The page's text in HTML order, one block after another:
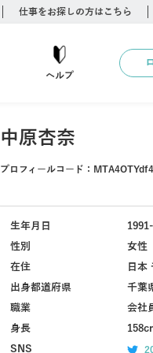
仕事をお探しの方はこちら
ヘルプ
中原杏奈
プロフィールコード：
生年月日
性別
女性
在住
日本
出身都道府県
千葉
職業
会社
身長
SNS